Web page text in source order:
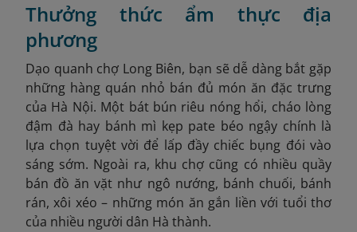
Thưởng thức ẩm thực địa
phương
Dạo quanh chợ Long Biên, bạn sẽ dễ dàng bắt gặp
những hàng quán nhỏ bán đủ món ăn đặc trưng
của Hà Nội. Một bát bún riêu nóng hổi, cháo lòng
đậm đà hay bánh mì kẹp pate béo ngậy chính là
lựa chọn tuyệt vời để lấp đầy chiếc bụng đói vào
sáng sớm. Ngoài ra, khu chợ cũng có nhiều quầy
bán đồ ăn vặt như ngô nướng, bánh chuối, bánh
rán, xôi xéo – những món ăn gắn liền với tuổi thơ
của nhiều người dân Hà thành.